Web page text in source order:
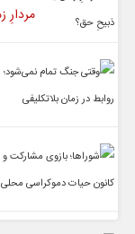
مردارِ